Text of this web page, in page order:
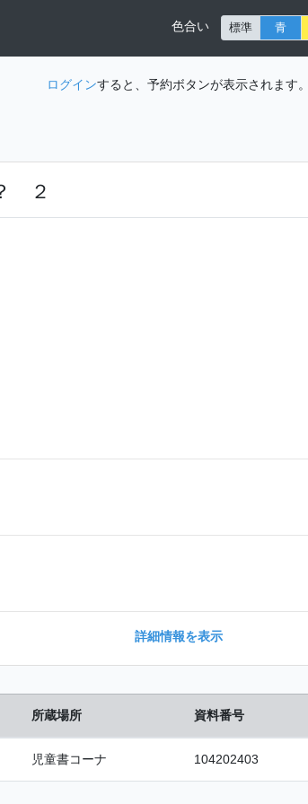
色合い 標準 青
ログインすると、予約ボタンが表示されます。
２
詳細情報を表示
所蔵場所 資料番号
児童書コーナ 104202403